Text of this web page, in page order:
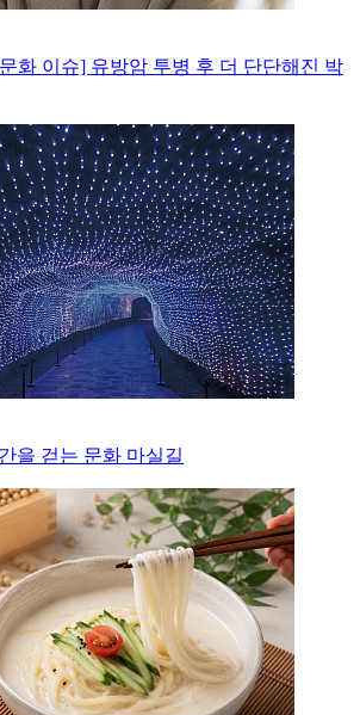
화 이슈] 유방암 투병 후 더 단단해진 박
을 걷는 문화 마실길